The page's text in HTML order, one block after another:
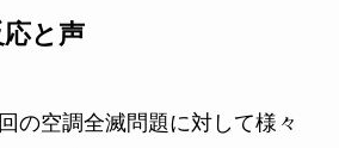
と声
の空調全滅問題に対して様々